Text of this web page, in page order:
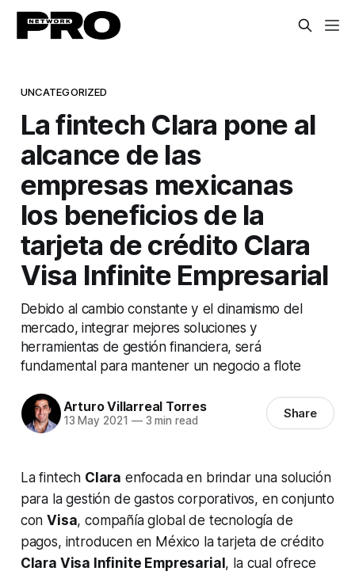
UNCATEGORIZED
La fintech Clara pone al
alcance de las
empresas mexicanas
los beneficios de la
tarjeta de crédito Clara
Visa Infinite Empresarial
Debido al cambio constante y el dinamismo del
mercado, integrar mejores soluciones y
herramientas de gestión financiera, será
fundamental para mantener un negocio a flote
Arturo Villarreal Torres
13 May 2021 —3 min read Share
Lafintech Clara enfocada en brindar una solución
para la gestión de gastos corporativos, en conjunto
conVisa, compañía global de tecnología de
pagos, introducen en México la tarjeta de crédito
Clara Visa Infinite Empresarial, la cual ofrece